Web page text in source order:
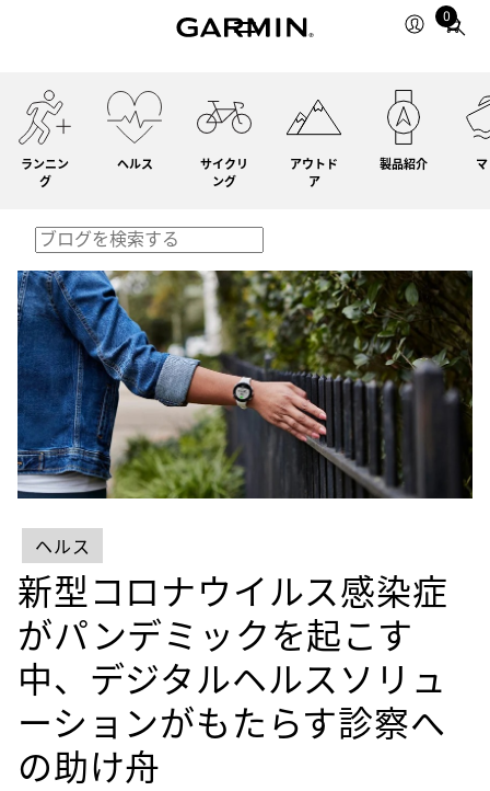
0
Total
ランニン
グ
ヘルス
サイクリ
ング
アウトド
ア
製品紹介
ヘルス
新型コロナウイルス感染症
がパンデミックを起こす
中、デジタルヘルスソリュ
ーションがもたらす診察へ
の助け舟